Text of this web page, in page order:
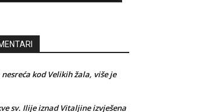
kod Velikih žala, više je
sv. Ilije iznad Vitaljine izvješena